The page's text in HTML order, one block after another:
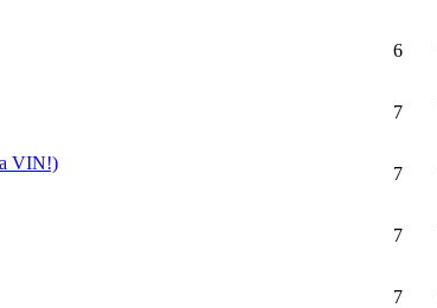
6
7
VIN!)
7
7
7